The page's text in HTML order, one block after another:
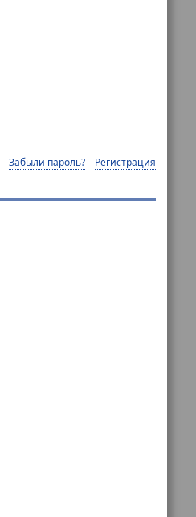
Забыли пароль? Регистрация